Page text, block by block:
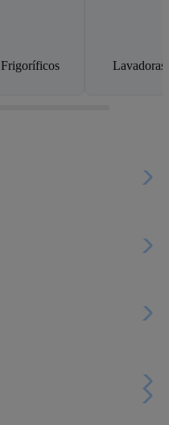
Frigoríficos Lavadoras